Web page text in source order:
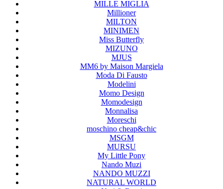
MILLE MIGLIA
Millioner
MILTON
MINIMEN
Miss Butterfly
MIZUNO
MJUS
MM6 by Maison Margiela
Moda Di Fausto
Modelini
Momo Design
Momodesign
Monnalisa
Moreschi
moschino cheap&chic
MSGM
MURSU
My Little Pony
Nando Muzi
NANDO MUZZI
NATURAL WORLD